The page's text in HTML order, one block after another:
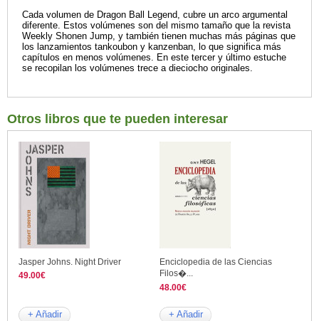
Cada volumen de Dragon Ball Legend, cubre un arco argumental
diferente. Estos volúmenes son del mismo tamaño que la revista
Weekly Shonen Jump, y también tienen muchas más páginas que
los lanzamientos tankoubon y kanzenban, lo que significa más
capítulos en menos volúmenes. En este tercer y último estuche
se recopilan los volúmenes trece a dieciocho originales.
Otros libros que te pueden interesar
Jasper Johns. Night Driver
49.00€
+ Añadir
Enciclopedia de las Ciencias
Filos�...
48.00€
+ Añadir